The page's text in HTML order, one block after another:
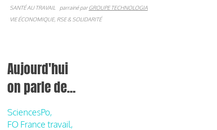
SANTÉ AU TRAVAIL
parrainé parGROUPE TECHNOLOGIA
VIE ÉCONOMIQUE, RSE & SOLIDARITÉ
Aujourd'hui
on parle de...
SciencesPo,
FO France travail,